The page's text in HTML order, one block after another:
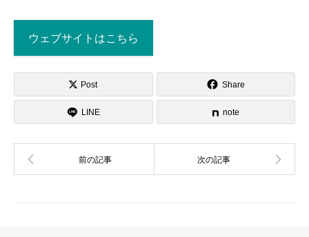
ウェブサイトはこちら
Post Share
LINE note